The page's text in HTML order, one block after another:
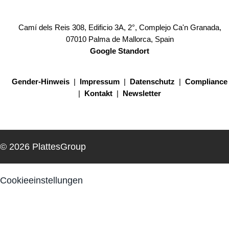
Camí dels Reis 308, Edificio 3A, 2°, Complejo Ca'n Granada,
07010 Palma de Mallorca, Spain
Google Standort
Gender-Hinweis | Impressum | Datenschutz | Compliance
| Kontakt | Newsletter
© 2026 PlattesGroup
Cookieeinstellungen